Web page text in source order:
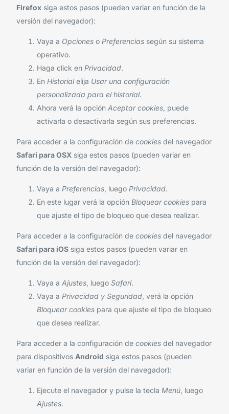
Firefox siga estos pasos (pueden variar en función de la
versión del navegador):
Vaya a Opciones o Preferencias según su sistema
operativo.
Haga click en Privacidad.
En Historialelija Usar una configuración
personalizada para el historial.
Ahora verá la opciónAceptar cookies , puede
activarla o desactivarla según sus preferencias.
Para acceder a la configuración decookies del navegador
Safari para OSX siga estos pasos (pueden variar en
función de la versión del navegador):
Vaya a Preferencias , luego Privacidad.
En este lugar verá la opción Bloquear cookies para
que ajuste el tipo de bloqueo que desea realizar.
Para acceder a la configuración decookies del navegador
Safari para iOS siga estos pasos (pueden variar en
función de la versión del navegador):
Vaya aAjustes , luegoSafari.
Vaya a Privacidad y Seguridad , verá la opción
Bloquear cookies para que ajuste el tipo de bloqueo
que desea realizar.
Para acceder a la configuración decookies del navegador
para dispositivos Android siga estos pasos (pueden
variar en función de la versión del navegador):
Ejecute el navegador y pulse la tecla Menú , luego
Ajustes.